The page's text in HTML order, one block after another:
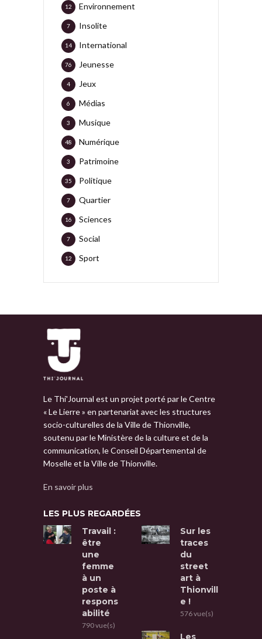
Environnement
12
Insolite
7
International
14
Jeunesse
76
Jeux
4
Médias
6
Musique
3
Numérique
48
Patrimoine
3
Politique
35
Quartier
7
Sciences
16
Social
7
Sport
12
Le Thi'Journal est un projet porté par le Centre
« Le Lierre » en partenariat avec les structures
socio-culturelles de la Ville de Thionville,
soutenu par le Ministère de la culture et de la
communication, le Conseil Départemental de
Moselle et la Ville de Thionville.
En savoir plus
LES PLUS REGARDÉES
Travail :
être
une
femme
à un
poste à
respons
abilité
790 vue(s)
Sur les
traces
du
street
art à
Thionvill
e !
576 vue(s)
Les